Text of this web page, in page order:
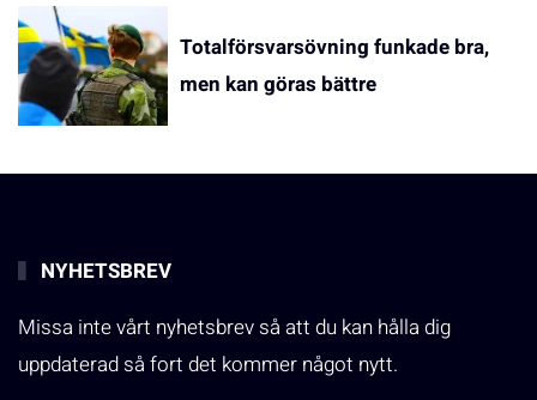
Totalförsvarsövning funkade bra,
men kan göras bättre
NYHETSBREV
Missa inte vårt nyhetsbrev så att du kan hålla dig
uppdaterad så fort det kommer något nytt.